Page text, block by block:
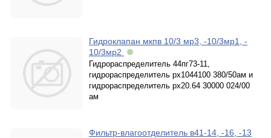
Гидроклапан мкпв 10/3 мр3, -10/3мр1, -
10/3мр2
Гидрораспределитель 44пг73-11,
гидрораспределитель рх1044100 380/50ам и
гидрораспределитель рх20.64 30000 024/00
ам
Фильтр-влагоотделитель в41-14, -16, -13